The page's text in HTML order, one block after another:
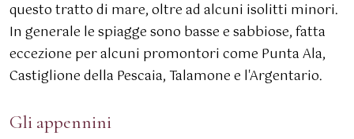
questo tratto di mare, oltre ad alcuni isolitti minori.
In generale le spiagge sono basse e sabbiose, fatta
eccezione per alcuni promontori come Punta Ala,
Castiglione della Pescaia, Talamone e l'Argentario.
Gli appennini